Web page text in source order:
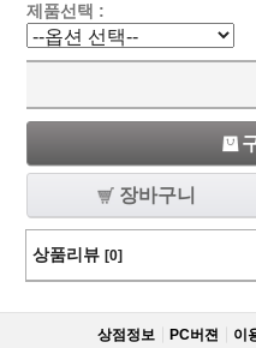
제품선택 :
장바구니
상품리뷰 [0]
상점정보 PC버젼 이